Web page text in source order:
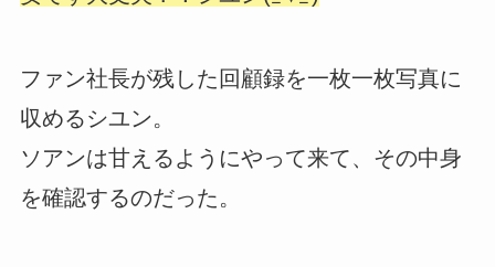
ファン社長が残した回顧録を一枚一枚写真に
収めるシユン。
ソアンは甘えるようにやって来て、その中身
を確認するのだった。